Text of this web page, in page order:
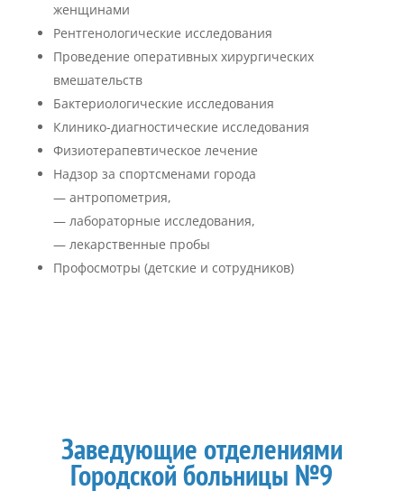
женщинами
Рентгенологические исследования
Проведение оперативных хирургических
вмешательств
Бактериологические исследования
Клинико-диагностические исследования
Физиотерапевтическое лечение
Надзор за спортсменами города
— антропометрия,
— лабораторные исследования,
— лекарственные пробы
Профосмотры (детские и сотрудников)
Заведующие отделениями
Городской больницы №9